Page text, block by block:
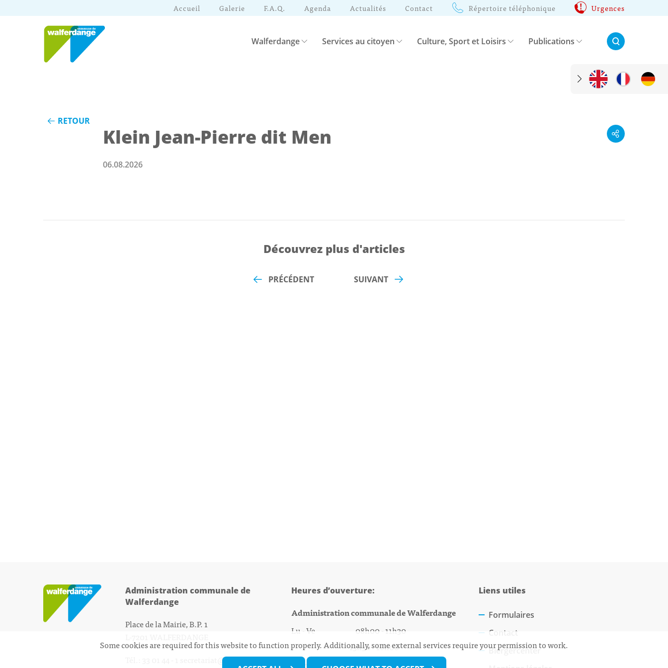
Accueil Galerie F.A.Q. Agenda Actualités Contact Répertoire téléphonique Urgences
Walferdange Services au citoyen Culture, Sport et Loisirs Publications Rechercher:
RETOUR
Klein Jean-Pierre dit Men
06.08.2026
Découvrez plus d'articles
PRÉCÉDENT SUIVANT
Administration communale de
Walferdange
Place de la Mairie, B.P. 1
secretariat@walfer.lu
Heures d’ouverture:
Administration communale de Walferdange
Lu - Ve 08h00 - 11h30
13h30 - 16h00
Biergercenter
Liens utiles
Formulaires
Contact
Biergercenter
Some cookies are required for this website to function properly. Additionally, some external services require your permission to work.